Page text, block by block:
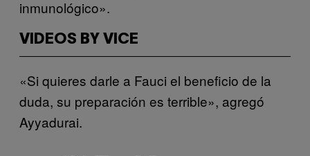
inmunológico».
VIDEOS BY VICE
«Si quieres darle a Fauci el beneficio de la
duda, su preparación es terrible», agregó
Ayyadurai.